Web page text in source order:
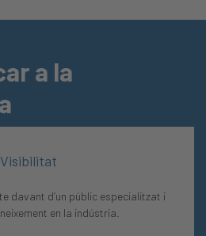
a la
Visibilitat
davant d’un públic especialitzat i
en la indústria.